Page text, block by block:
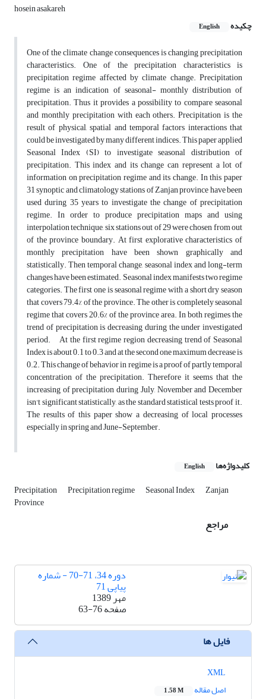
hosein asakareh
چکیده
English
One of the climate change consequences is changing precipitation
characteristics. One of the precipitation characteristics is
precipitation regime affected by climate change. Precipitation
regime is an indication of seasonal- monthly distribution of
precipitation. Thus it provides a possibility to compare seasonal
and monthly precipitation with each others. Precipitation is the
result of physical, spatial and temporal factors interactions that
could be investigated by many different indices. This paper applied
Seasonal Index (SI) to investigate seasonal distribution of
precipitation. This index and its change can represent a lot of
information on precipitation regime and its change. In this paper
31 synoptic and climatology stations of Zanjan province have been
used during 35 years to investigate the change of precipitation
regime. In order to produce precipitation maps and using
interpolation technique, six stations out of 29 were chosen from out
of the province boundary. At first explorative characteristics of
monthly precipitation have been shown graphically and
statistically. Then temporal change, seasonal index and long-term
changes have been estimated. Seasonal index manifests two regime
categories. The first one is seasonal regime with a short dry season
that covers 79.4% of the province. The other is completely seasonal
regime that covers 20.6% of the province area. In both regimes the
trend of precipitation is decreasing during the under investigated
period. At the first regime region decreasing trend of Seasonal
Index is about 0.1 to 0.3 and at the second one maximum decrease is
0.2. This change of behavior in regime is a proof of partly temporal
concentration of the precipitation. Therefore it seems that the
increasing of precipitation during July, November and December
isn't significant statistically, as the standard statistical tests proof it.
The results of this paper show a decreasing of local processes
especially in spring and June-September.
کلیدواژه‌ها English
Precipitation Precipitation regime Seasonal Index Zanjan
Province
مراجع
دوره 34، 71-70 - شماره
پیاپی 71
مهر 1389
صفحه63-76
فایل ها
اصل مقاله
1.58 M